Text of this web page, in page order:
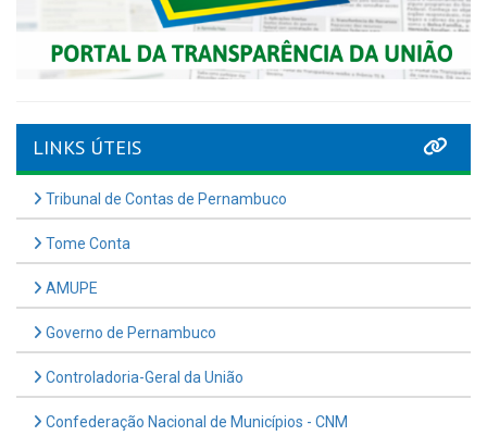
LINKS ÚTEIS
Tribunal de Contas de Pernambuco
Tome Conta
AMUPE
Governo de Pernambuco
Controladoria-Geral da União
Confederação Nacional de Municípios - CNM